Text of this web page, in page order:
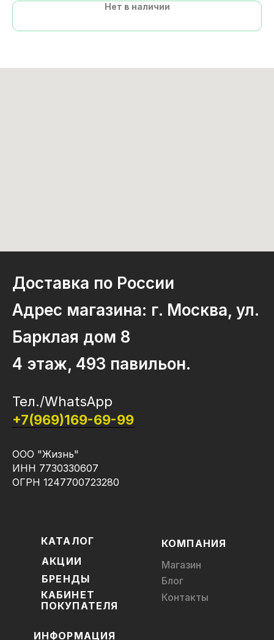
Нет в наличии
Доставка по России
Адрес магазина: г. Москва, ул.
Барклая дом 8
4 этаж, 493 павильон.
Тел./WhatsApp
+7(969)169-69-99
ООО "Жизнь"
ИНН 7730330607
ОГРН 1247700723280
КАТАЛОГ
КАБИНЕТ
ПОКУПАТЕЛЯ
БРЕНДЫ
АКЦИИ
Магазин
Блог
Контакты
КОМПАНИЯ
ИНФОРМАЦИЯ